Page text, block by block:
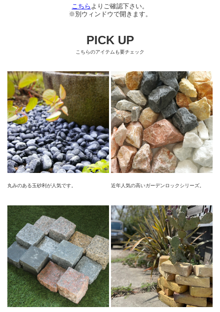
こちら よりご確認下さい。
※別ウィンドウで開きます。
PICK UP
こちらのアイテムも要チェック
丸みのある玉砂利が人気です。 近年人気の高いガーデンロックシリーズ。